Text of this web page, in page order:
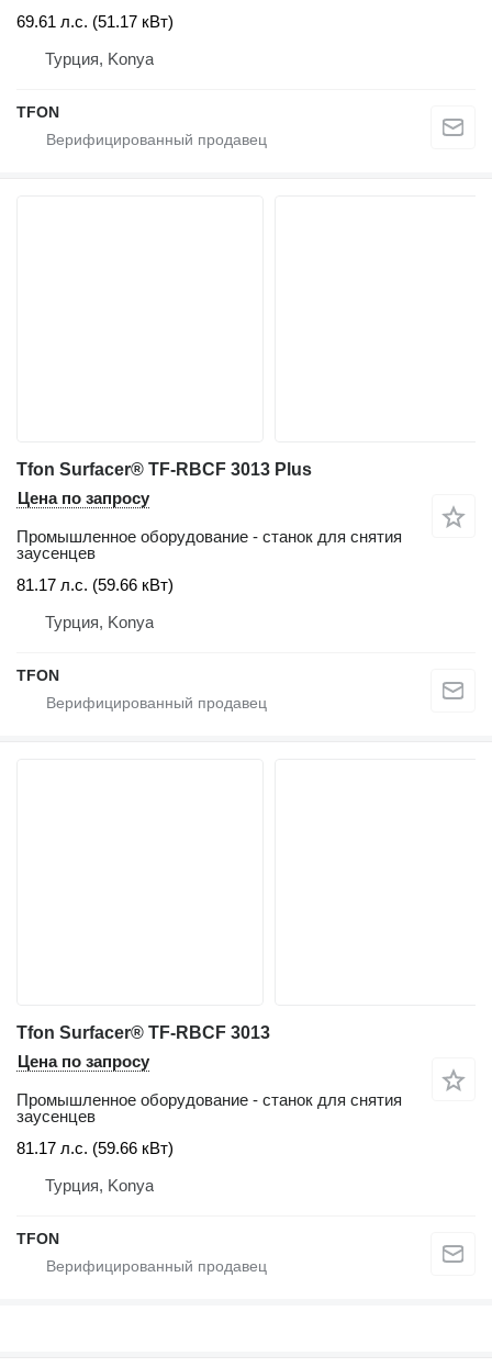
69.61 л.с. (51.17 кВт)
Турция, Konya
TFON
Tfon Surfacer® TF-RBCF 3013 Plus
Цена по запросу
Промышленное оборудование - станок для снятия
заусенцев
81.17 л.с. (59.66 кВт)
Турция, Konya
TFON
Tfon Surfacer® TF-RBCF 3013
Цена по запросу
Промышленное оборудование - станок для снятия
заусенцев
81.17 л.с. (59.66 кВт)
Турция, Konya
TFON